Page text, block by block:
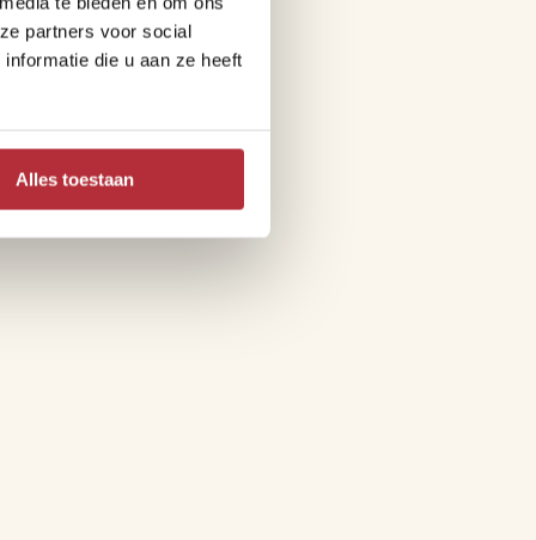
partners voor social
die u aan ze heeft
Alles toestaan